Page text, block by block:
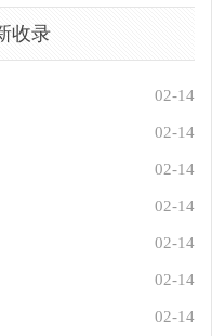
收录
02-14
02-14
02-14
02-14
02-14
02-14
02-14